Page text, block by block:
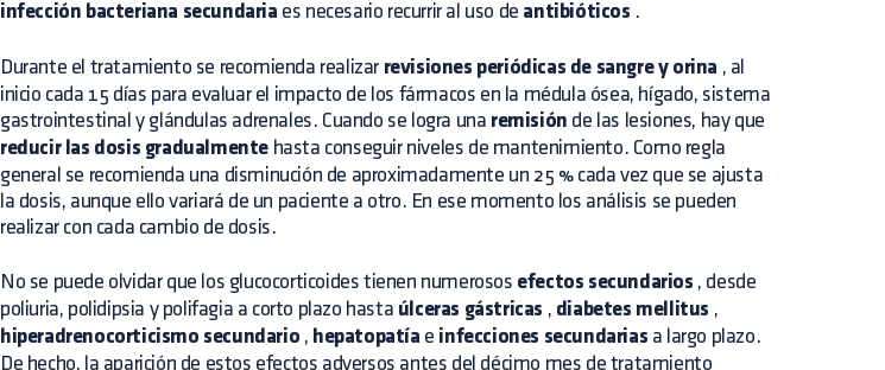
infección bacteriana secundaria es necesario recurrir al uso de antibióticos .
Durante el tratamiento se recomienda realizar revisiones periódicas de sangre y orina , al
inicio cada 15 días para evaluar el impacto de los fármacos en la médula ósea, hígado, sistema
gastrointestinal y glándulas adrenales. Cuando se logra una remisión de las lesiones, hay que
reducir las dosis gradualmente hasta conseguir niveles de mantenimiento. Como regla
general se recomienda una disminución de aproximadamente un 25 % cada vez que se ajusta
la dosis, aunque ello variará de un paciente a otro. En ese momento los análisis se pueden
realizar con cada cambio de dosis.
No se puede olvidar que los glucocorticoides tienen numerosos efectos secundarios , desde
poliuria, polidipsia y polifagia a corto plazo hasta úlceras gástricas , diabetes mellitus ,
hiperadrenocorticismo secundario , hepatopatía e infecciones secundarias a largo plazo.
De hecho, la aparición de estos efectos adversos antes del décimo mes de tratamiento